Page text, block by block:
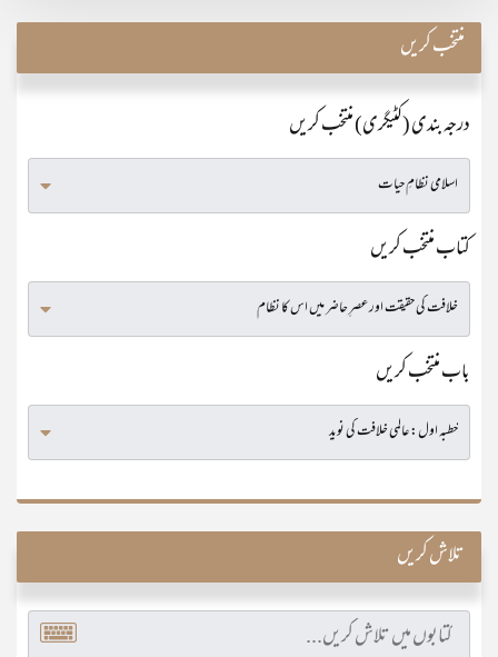
منتخب کریں
درجہ بندی (کٹیگری) منتخب کریں
کتاب منتخب کریں
باب منتخب کریں
تلاش کریں